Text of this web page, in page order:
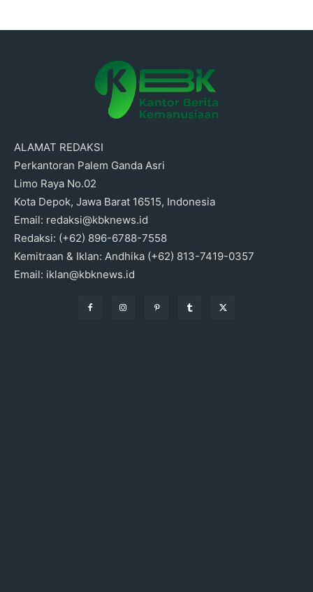
ALAMAT REDAKSI
Perkantoran Palem Ganda Asri
Limo Raya No.02
Kota Depok, Jawa Barat 16515, Indonesia
Email: redaksi@kbknews.id
Redaksi: (+62) 896-6788-7558
Kemitraan & Iklan: Andhika (+62) 813-7419-0357
Email: iklan@kbknews.id